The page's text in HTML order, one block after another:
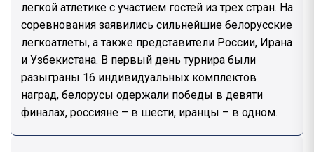
легкой атлетике с участием гостей из трех стран. На
соревнования заявились сильнейшие белорусские
легкоатлеты, а также представители России, Ирана
и Узбекистана. В первый день турнира были
разыграны 16 индивидуальных комплектов
наград, белорусы одержали победы в девяти
финалах, россияне – в шести, иранцы – в одном.